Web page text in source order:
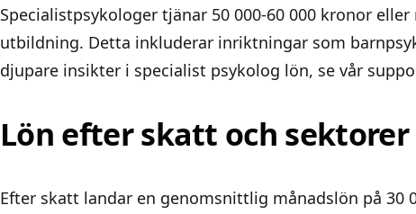
Specialistpsykologer tjänar 50 000-60 000 kronor
utbildning. Detta inkluderar inriktningar som
djupare insikter i specialist psykolog lön, se vår
Lön efter skatt och sektorer
Efter skatt landar en genomsnittlig månadslön på 30